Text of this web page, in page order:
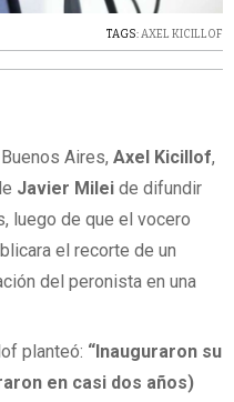
TAGS:AXEL KICILLOF
Aires, Axel Kicillof,
Javier Milei de difundir
luego de que el vocero
el recorte de un
del peronista en una
planteó: “Inauguraron su
en casi dos años)